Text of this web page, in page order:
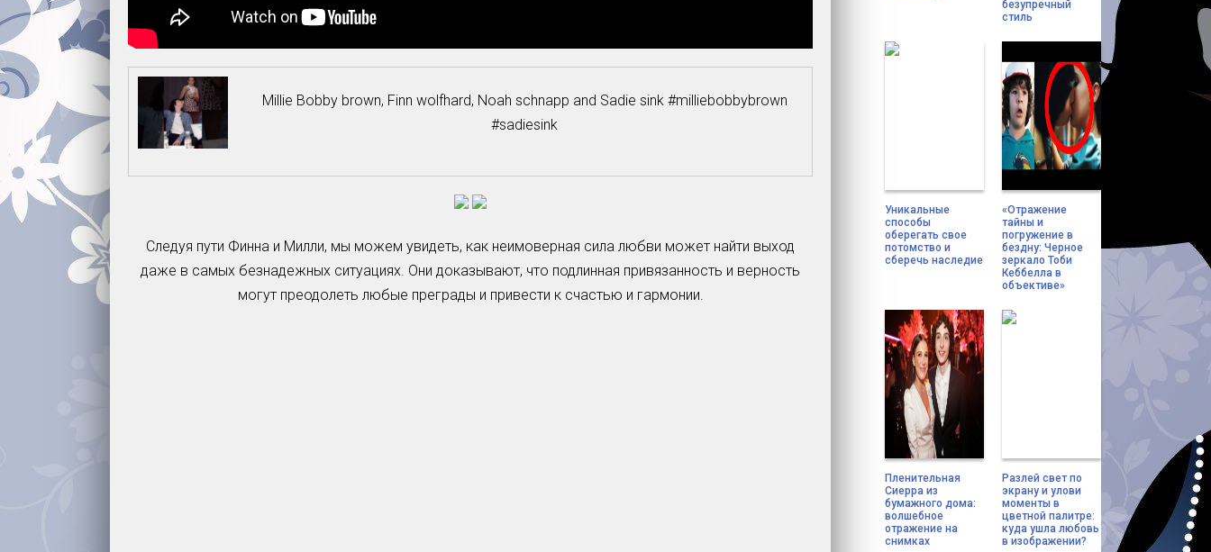
Millie Bobby brown, Finn wolfhard, Noah schnapp and Sadie sink #milliebobbybrown
#sadiesink
Следуя пути Финна и Милли, мы можем увидеть, как неимоверная сила любви может найти выход
даже в самых безнадежных ситуациях. Они доказывают, что подлинная привязанность и верность
могут преодолеть любые преграды и привести к счастью и гармонии.
безупречный
стиль
Уникальные
способы
оберегать свое
потомство и
сберечь наследие
«Отражение
тайны и
погружение в
бездну: Черное
зеркало Тоби
Кеббелла в
объективе»
Пленительная
Сиерра из
бумажного дома:
волшебное
отражение на
снимках
Разлей свет по
экрану и улови
моменты в
цветной палитре:
куда ушла любовь
в изображении?